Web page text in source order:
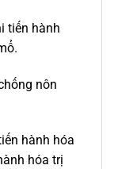
tiến hành
nôn
hành hóa
hóa trị